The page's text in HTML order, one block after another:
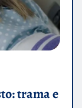
trama e